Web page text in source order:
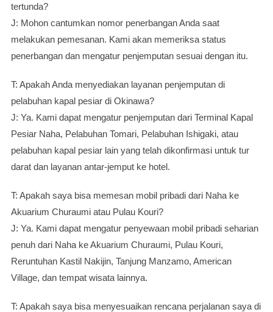
tertunda?
J: Mohon cantumkan nomor penerbangan Anda saat
melakukan pemesanan. Kami akan memeriksa status
penerbangan dan mengatur penjemputan sesuai dengan itu.
T: Apakah Anda menyediakan layanan penjemputan di
pelabuhan kapal pesiar di Okinawa?
J: Ya. Kami dapat mengatur penjemputan dari Terminal Kapal
Pesiar Naha, Pelabuhan Tomari, Pelabuhan Ishigaki, atau
pelabuhan kapal pesiar lain yang telah dikonfirmasi untuk tur
darat dan layanan antar-jemput ke hotel.
T: Apakah saya bisa memesan mobil pribadi dari Naha ke
Akuarium Churaumi atau Pulau Kouri?
J: Ya. Kami dapat mengatur penyewaan mobil pribadi seharian
penuh dari Naha ke Akuarium Churaumi, Pulau Kouri,
Reruntuhan Kastil Nakijin, Tanjung Manzamo, American
Village, dan tempat wisata lainnya.
T: Apakah saya bisa menyesuaikan rencana perjalanan saya di